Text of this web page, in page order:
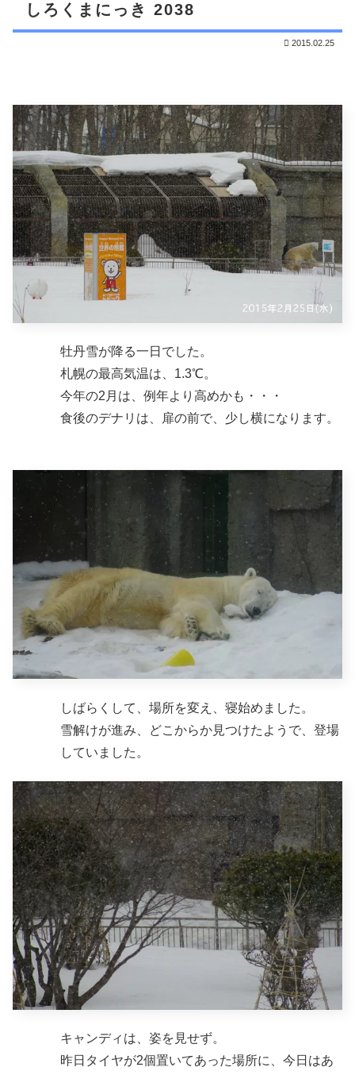
しろくまにっき 2038
2015.02.25
牡丹雪が降る一日でした。
札幌の最高気温は、1.3℃。
今年の2月は、例年より高めかも・・・
食後のデナリは、扉の前で、少し横になります。
しばらくして、場所を変え、寝始めました。
雪解けが進み、どこからか見つけたようで、登場
していました。
キャンディは、姿を見せず。
昨日タイヤが2個置いてあった場所に、今日はあ